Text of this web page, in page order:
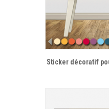
Sticker décoratif